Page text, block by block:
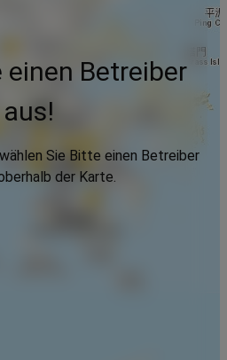
einen Betreiber
aus!
Sie Bitte einen Betreiber
der Karte.